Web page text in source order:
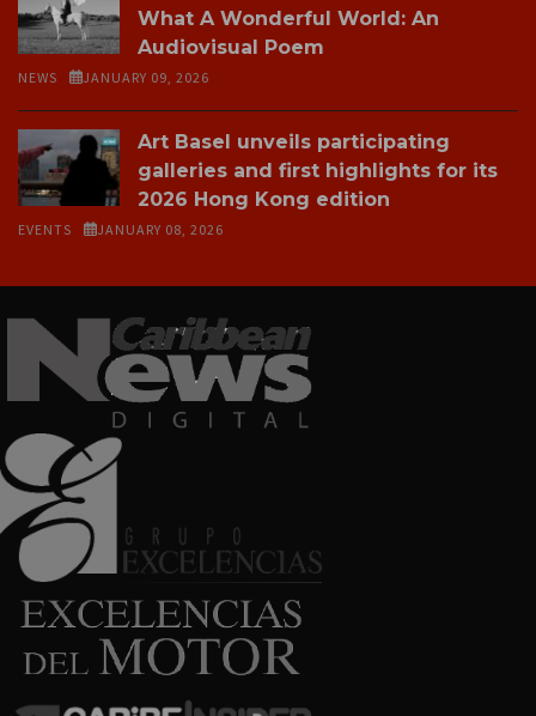
What A Wonderful World: An
Audiovisual Poem
NEWS JANUARY 09, 2026
Art Basel unveils participating
galleries and first highlights for its
2026 Hong Kong edition
EVENTS JANUARY 08, 2026